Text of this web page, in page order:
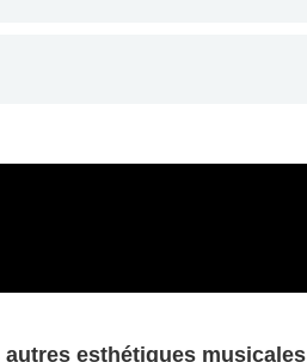
esthétiques musicales